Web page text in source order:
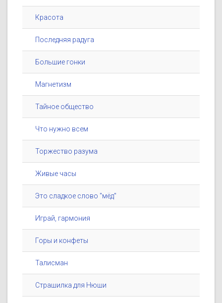
Красота
Последняя радуга
Большие гонки
Магнетизм
Тайное общество
Что нужно всем
Торжество разума
Живые часы
Это сладкое слово "мёд"
Играй, гармония
Горы и конфеты
Талисман
Страшилка для Нюши